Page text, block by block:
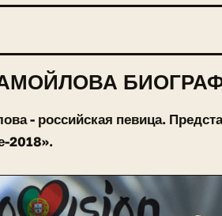
- российская певица.
2018».